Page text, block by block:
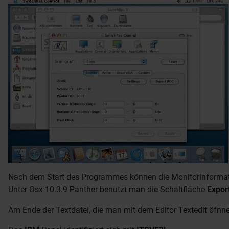
Nach dem Start des Programmes können die
Unter Osx 10.3.9 Panther benutzt man die Schaltfläche
Am Ende der Textdatei, die man mit dem Editor Textedit